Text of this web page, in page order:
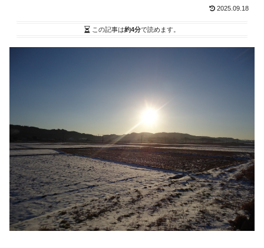
2025.09.18
この記事は約4分で読めます。